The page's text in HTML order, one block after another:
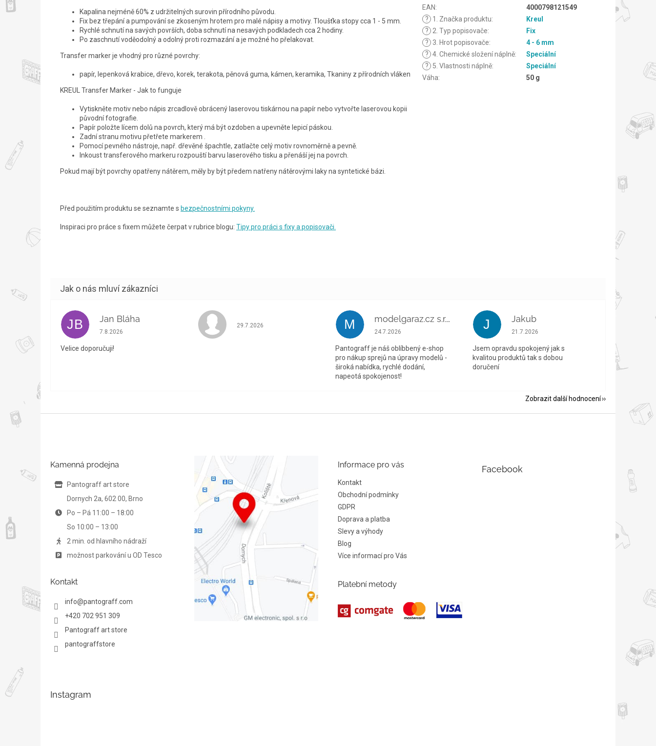
Kapalina nejméně 60% z udržitelných surovin přírodního původu.
Fix bez třepání a pumpování se zkoseným hrotem pro malé nápisy a motivy. Tloušťka stopy cca 1 - 5 mm.
Rychlé schnutí na savých površích, doba schnutí na nesavých podkladech cca 2 hodiny.
Po zaschnutí voděodolný a odolný proti rozmazání a je možné ho přelakovat.
Transfer marker je vhodný pro různé povrchy:
papír, lepenková krabice, dřevo, korek, terakota, pěnová guma, kámen, keramika, Tkaniny z přírodních vláken
KREUL Transfer Marker - Jak to funguje
Vytiskněte motiv nebo nápis zrcadlově obrácený laserovou tiskárnou na papír nebo vytvořte laserovou kopii
původní fotografie.
Papír položte lícem dolů na povrch, který má být ozdoben a upevněte lepicí páskou.
Zadní stranu motivu přetřete markerem .
Pomocí pevného nástroje, např. dřevěné špachtle, zatlačte celý motiv rovnoměrně a pevně.
Inkoust transferového markeru rozpouští barvu laserového tisku a přenáší jej na povrch.
Pokud mají být povrchy opatřeny nátěrem, měly by být předem natřeny nátěrovými laky na syntetické bázi.
Před použitím produktu se seznamte s bezpečnostními pokyny.
Inspiraci pro práce s fixem můžete čerpat v rubrice blogu: Tipy pro práci s fixy a popisovači.
EAN:
4000798121549
?
1. Značka produktu:
Kreul
?
2. Typ popisovače:
Fix
?
3. Hrot popisovače:
4 - 6 mm
? 4. Chemické složení náplně:
Speciální
?
5. Vlastnosti náplně:
Speciální
Váha: 50 g
JB Jan Bláha
Hodnocení obchodu je 5 z 5 hvězdiček.
7.8.2026
Velice doporučuji!
Hodnocení obchodu je 5 z 5 hvězdiček.
29.7.2026 M modelgaraz.cz s.r.o.
Hodnocení obchodu je 5 z 5 hvězdiček.
24.7.2026
Pantograff je náš oblíbbený e-shop
pro nákup sprejů na úpravy modelů -
široká nabídka, rychlé dodání,
napeotá spokojenost!
J Jakub
Hodnocení obchodu je 5 z 5 hvězdiček.
21.7.2026
Jsem opravdu spokojený jak s
kvalitou produktů tak s dobou
doručení
Zobrazit další hodnocení
Kamenná prodejna
Pantograff art store
Dornych 2a, 602 00, Brno
Po – Pá 11:00 – 18:00
So 10:00 – 13:00
2 min. od hlavního nádraží
možnost parkování u OD Tesco
Kontakt
info@pantograff.com
+420 702 951 309
Pantograff art store
pantograffstore
Informace pro vás
Kontakt
Obchodní podmínky
GDPR
Doprava a platba
Slevy a výhody
Blog
Více informací pro Vás
Platební metody
Facebook
Instagram